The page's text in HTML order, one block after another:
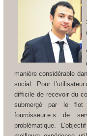
manière considérable
social. Pour
difficile de recevoir du
submergé par le flot
fournisseur.e.s de
problématique.